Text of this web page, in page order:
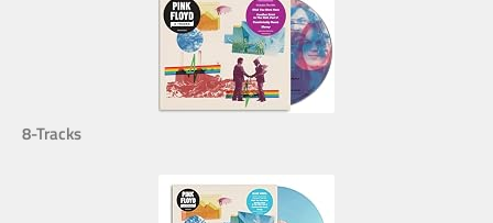
8-Tracks